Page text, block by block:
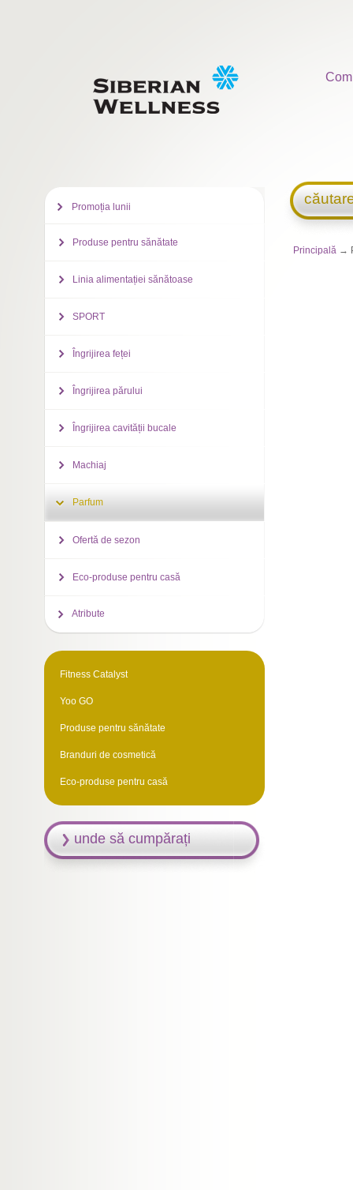
Principală →
Promoția lunii
Produse pentru sănătate
Linia alimentației sănătoase
SPORT
Îngrijirea feței
Îngrijirea părului
Îngrijirea cavității bucale
Machiaj
Parfum
Ofertă de sezon
Eco-produse pentru casă
Atribute
Fitness Catalyst
Yoo GO
Produse pentru sănătate
Branduri de cosmetică
Eco-produse pentru casă
unde să cumpărați